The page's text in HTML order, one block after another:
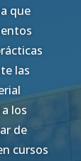
que
las
los
de
cursos